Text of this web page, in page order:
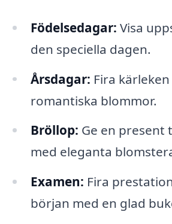
Födelsedagar: Visa
den speciella dagen.
Årsdagar: Fira
romantiska blommor.
Bröllop: Ge en present
med eleganta
Examen: Fira
början med en glad